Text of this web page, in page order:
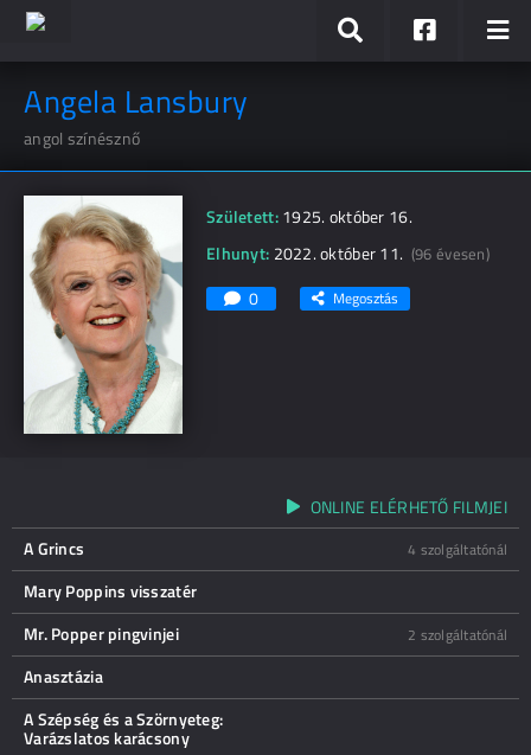
Angela Lansbury
angol színésznő
Született:1925. október 16.
Elhunyt: 2022. október 11. (96 évesen)
0 Megosztás
ONLINE ELÉRHETŐ FILMJEI
A Grincs
4 szolgáltatónál
Mary Poppins visszatér
Mr. Popper pingvinjei
2 szolgáltatónál
Anasztázia
A Szépség és a Szörnyeteg:
Varázslatos karácsony